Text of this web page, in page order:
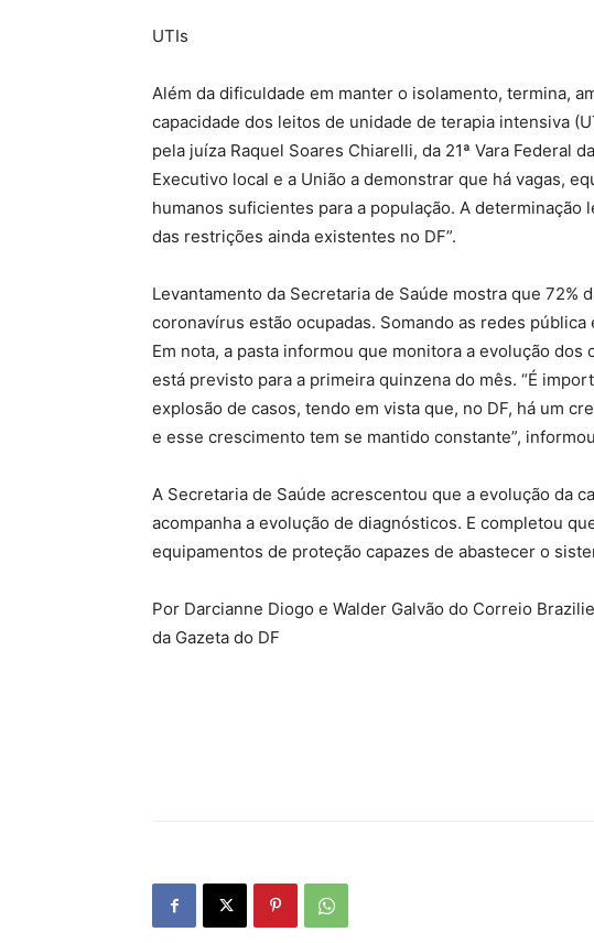
UTIs
Além da dificuldade em manter o isolamento, termina,
capacidade dos leitos de unidade de terapia intensiva
pela juíza Raquel Soares Chiarelli, da 21ª Vara Federal
Executivo local e a União a demonstrar que há vagas,
humanos suficientes para a população. A determinação
das restrições ainda existentes no DF”.
Levantamento da Secretaria de Saúde mostra que 72%
coronavírus estão ocupadas. Somando as redes
Em nota, a pasta informou que monitora a evolução
está previsto para a primeira quinzena do mês. “É
explosão de casos, tendo em vista que, no DF, há um
e esse crescimento tem se mantido constante”,
A Secretaria de Saúde acrescentou que a evolução da
acompanha a evolução de diagnósticos. E completou
equipamentos de proteção capazes de abastecer o
Por Darcianne Diogo e Walder Galvão do Correio
da Gazeta do DF